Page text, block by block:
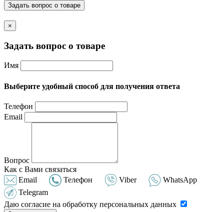
Задать вопрос о товаре
×
Задать вопрос о товаре
Имя
Выберите удобный способ для получения ответа
Телефон
Email
Вопрос
Как с Вами связаться
Email
Телефон Viber
WhatsApp
Telegram
Даю согласие на обработку персональных данных